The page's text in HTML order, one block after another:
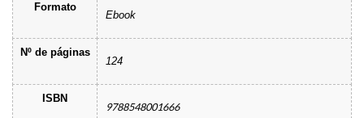
Formato
Ebook
Nº de páginas
124
ISBN
9788548001666